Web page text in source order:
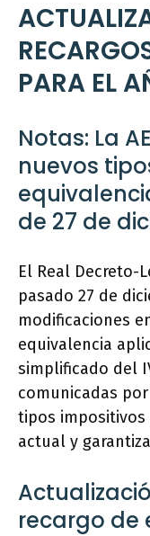
PARA EL
Notas: La
nuevos
de 27 de
El Real Decreto-
pasado 27 de
modificaciones
equivalencia
simplificado del
comunicadas
tipos impositivos
actual y
recargo de